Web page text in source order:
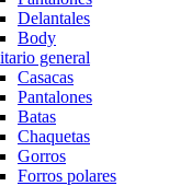
Delantales
Body
general
Casacas
Pantalones
Batas
Chaquetas
Gorros
Forros polares